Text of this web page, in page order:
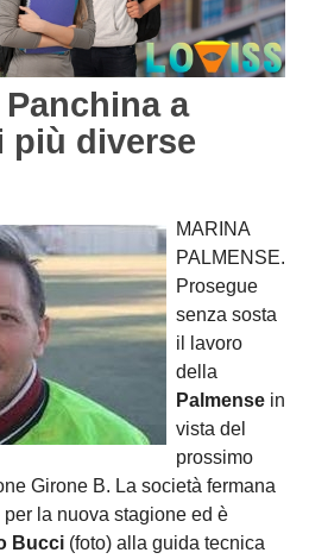
Panchina a
più diverse
MARINA
PALMENSE.
Prosegue
senza sosta
il lavoro
della
Palmense in
vista del
prossimo
Girone B. La società fermana
la nuova stagione ed è
Bucci (foto) alla guida tecnica